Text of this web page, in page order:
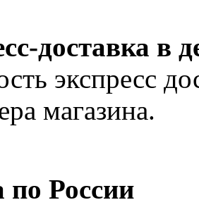
доставка в
экспресс
магазина.
по России